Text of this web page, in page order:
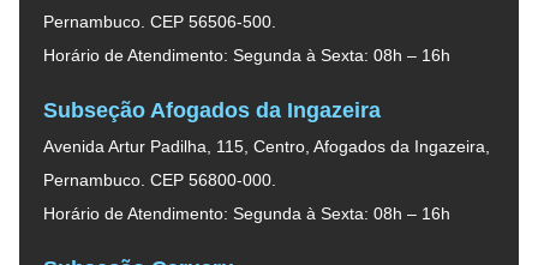
Pernambuco. CEP 56506-500.
Horário de Atendimento: Segunda à Sexta: 08h – 16h
Subseção Afogados da Ingazeira
Avenida Artur Padilha, 115, Centro, Afogados da Ingazeira,
Pernambuco. CEP 56800-000.
Horário de Atendimento: Segunda à Sexta: 08h – 16h